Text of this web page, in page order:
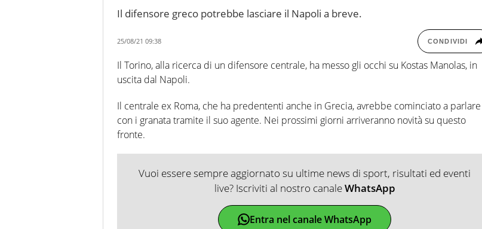
Il difensore greco potrebbe lasciare il Napoli a breve.
25/08/21 09:38 CONDIVIDI
Il Torino, alla ricerca di un difensore centrale, ha messo gli occhi su Kostas Manolas, in
uscita dal Napoli.
Il centrale ex Roma, che ha predententi anche in Grecia, avrebbe cominciato a parlare
con i granata tramite il suo agente. Nei prossimi giorni arriveranno novità su questo
fronte.
Vuoi essere sempre aggiornato su ultime news di sport, risultati ed eventi
live? Iscriviti al nostro canaleWhatsApp
Entra nel canale WhatsApp